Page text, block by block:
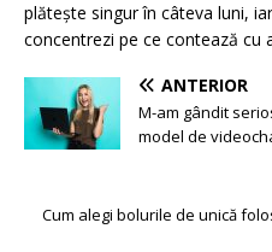
plătește singur în câteva luni,
concentrezi pe ce contează cu
ANTERIOR
M-am gândit
model de
Cum alegi bolurile de unică